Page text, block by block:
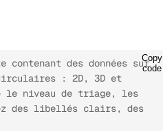
des données sur
: 2D, 3D et
le niveau de triage, les
des libellés clairs, des
Copy
code